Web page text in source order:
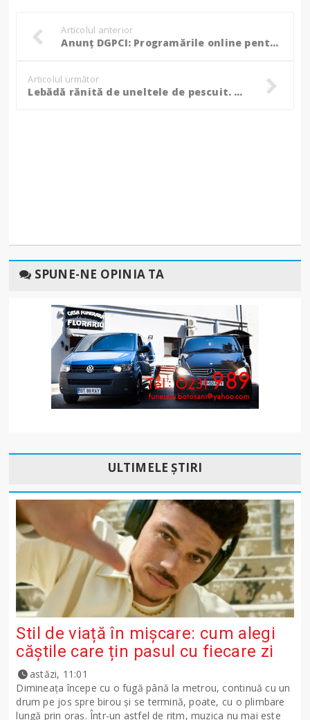
Articolul anterior
Anunț DGPCI: Programările online pentru înmatriculări și obținerea permiselor auto nu mai pot fi anulate!
Articolul următor
Lebădă rănită de uneltele de pescuit. Prognostic rezervat: ”Următoarele zile sunt decisive”! (Foto)
SPUNE-NE OPINIA TA
ULTIMELE ȘTIRI
Stil de viață în mișcare: cum alegi
căștile care țin pasul cu fiecare zi
astăzi, 11:01
Dimineața începe cu o fugă până la metrou, continuă cu un
drum pe jos spre birou și se termină, poate, cu o plimbare
lungă prin oraș. Într-un astfel de ritm, muzica nu mai este